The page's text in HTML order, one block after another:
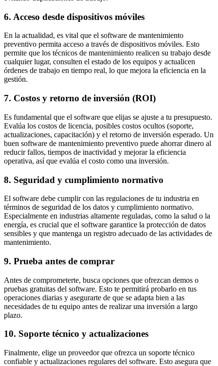
6. Acceso desde dispositivos móviles
En la actualidad, es vital que el software de mantenimiento
preventivo permita acceso a través de dispositivos móviles. Esto
permite que los técnicos de mantenimiento realicen su trabajo desde
cualquier lugar, consulten el estado de los equipos y actualicen
órdenes de trabajo en tiempo real, lo que mejora la eficiencia en la
gestión.
7. Costos y retorno de inversión (ROI)
Es fundamental que el software que elijas se ajuste a tu presupuesto.
Evalúa los costos de licencia, posibles costos ocultos (soporte,
actualizaciones, capacitación) y el retorno de inversión esperado. Un
buen software de mantenimiento preventivo puede ahorrar dinero al
reducir fallos, tiempos de inactividad y mejorar la eficiencia
operativa, así que evalúa el costo como una inversión.
8. Seguridad y cumplimiento normativo
El software debe cumplir con las regulaciones de tu industria en
términos de seguridad de los datos y cumplimiento normativo.
Especialmente en industrias altamente reguladas, como la salud o la
energía, es crucial que el software garantice la protección de datos
sensibles y que mantenga un registro adecuado de las actividades de
mantenimiento.
9. Prueba antes de comprar
Antes de comprometerte, busca opciones que ofrezcan demos o
pruebas gratuitas del software. Esto te permitirá probarlo en tus
operaciones diarias y asegurarte de que se adapta bien a las
necesidades de tu equipo antes de realizar una inversión a largo
plazo.
10. Soporte técnico y actualizaciones
Finalmente, elige un proveedor que ofrezca un soporte técnico
confiable y actualizaciones regulares del software. Esto asegura que